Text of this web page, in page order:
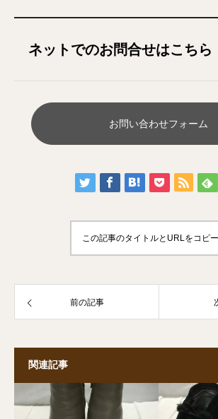
ネットでのお問合せはこちら
お問い合わせフォーム
この記事のタイトルとURLをコピ
前の記事
関連記事